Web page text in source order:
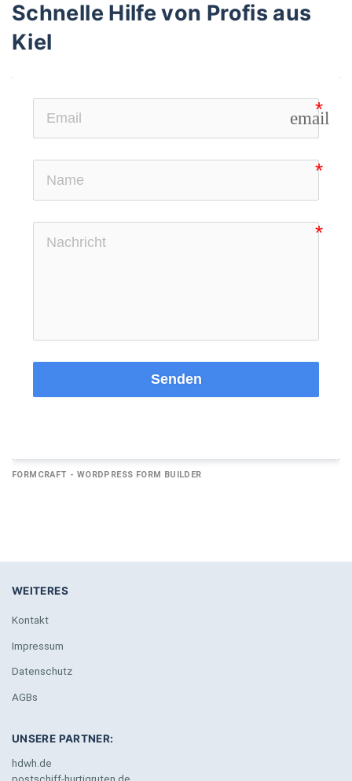
Schnelle Hilfe von Profis aus
Kiel
email
Senden
FORMCRAFT - WORDPRESS FORM BUILDER
WEITERES
Kontakt
Impressum
Datenschutz
AGBs
UNSERE PARTNER:
hdwh.de